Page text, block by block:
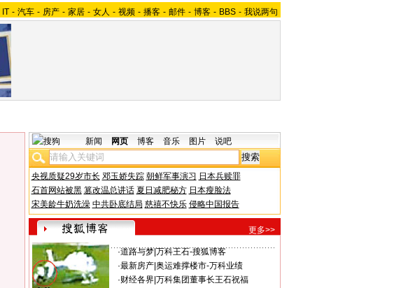
IT - 汽车 - 房产 - 家居 - 女人 - 视频 - 播客 - 邮件 - 博客 - BBS - 我说两句
新闻 网页 博客 音乐 图片 说吧
央视质疑29岁市长 邓玉娇失踪 朝鲜军事演习 日本兵赎罪
石首网站被黑 篡改温总讲话 夏日减肥秘方 日本瘦脸法
宋美龄牛奶洗澡 中共卧底结局 慈禧不快乐 侵略中国报告
更多>>
·道路与梦| 万科王石-搜狐博客
·最新房产| 奥运难撑楼市-万科业绩
·财经各界| 万科集团董事长王石祝福